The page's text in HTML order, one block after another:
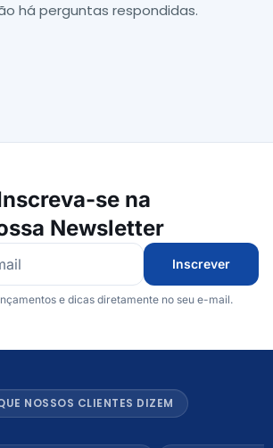
há perguntas respondidas.
se na
Newsletter
Inscrever
e dicas diretamente no seu e-mail.
NOSSOS CLIENTES DIZEM